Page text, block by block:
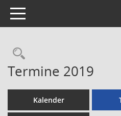
Toggle navigation
Termine 2019
Kalender